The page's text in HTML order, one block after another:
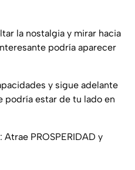
la nostalgia y mirar hacia
podría aparecer
y sigue adelante
podría estar de tu lado en
PROSPERIDAD y